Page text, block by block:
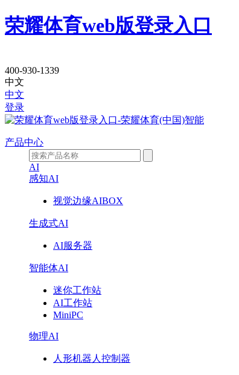
荣耀体育web版登录入口
产
品
中
心
400-930-1339
中文
中文
登录
产品中心
AI
感知AI
视觉边缘AIBOX
生成式AI
AI服务器
智能体AI
迷你工作站
AI工作站
MiniPC
物理AI
人形机器人控制器